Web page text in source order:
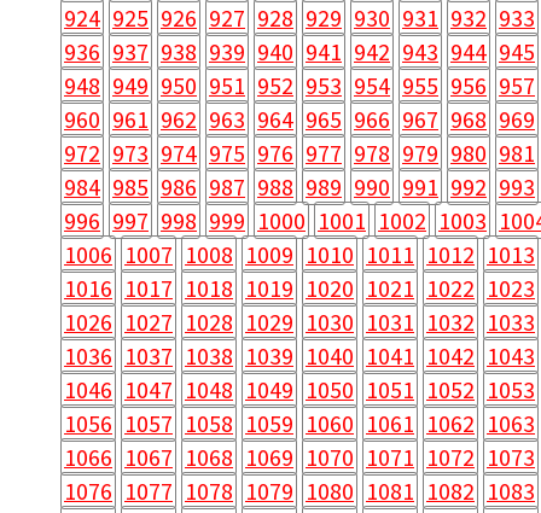
924 925 926 927 928 929 930 931 932 933
936 937 938 939 940 941 942 943 944 945
948 949 950 951 952 953 954 955 956 957
960 961 962 963 964 965 966 967 968 969
972 973 974 975 976 977 978 979 980 981
984 985 986 987 988 989 990 991 992 993
996 997 998 999 1000 1001 1002 1003
1006 1007 1008 1009 1010 1011 1012 1013
1016 1017 1018 1019 1020 1021 1022 1023
1026 1027 1028 1029 1030 1031 1032 1033
1036 1037 1038 1039 1040 1041 1042 1043
1046 1047 1048 1049 1050 1051 1052 1053
1056 1057 1058 1059 1060 1061 1062 1063
1066 1067 1068 1069 1070 1071 1072 1073
1076 1077 1078 1079 1080 1081 1082 1083